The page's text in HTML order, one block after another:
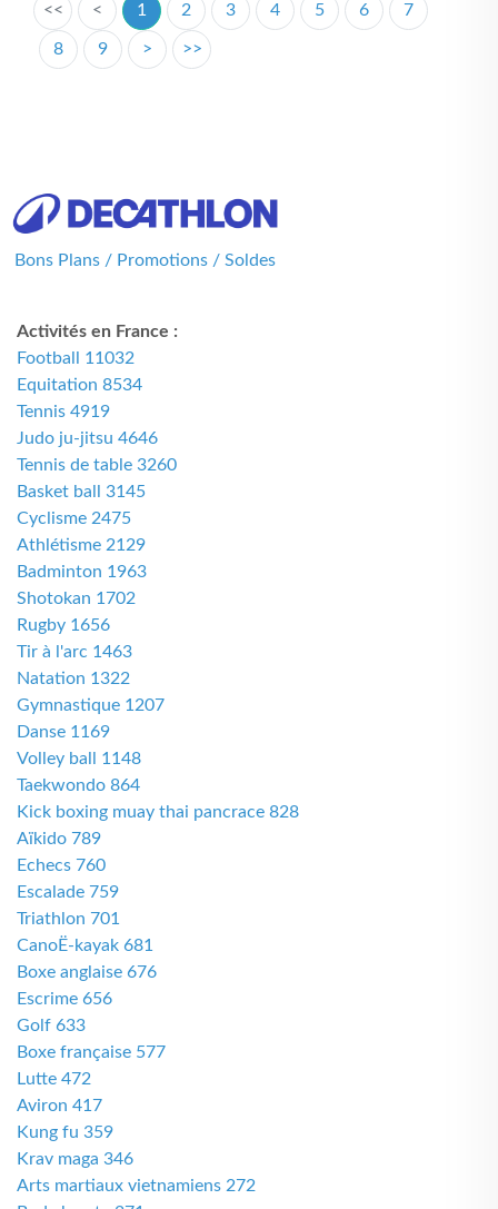
<< < 1 2 3 4 5 6 7
8 9 > >>
Bons Plans / Promotions / Soldes
Activités en France :
Football 11032
Equitation 8534
Tennis 4919
Judo ju-jitsu 4646
Tennis de table 3260
Basket ball 3145
Cyclisme 2475
Athlétisme 2129
Badminton 1963
Shotokan 1702
Rugby 1656
Tir à l'arc 1463
Natation 1322
Gymnastique 1207
Danse 1169
Volley ball 1148
Taekwondo 864
Kick boxing muay thai pancrace 828
Aïkido 789
Echecs 760
Escalade 759
Triathlon 701
CanoË-kayak 681
Boxe anglaise 676
Escrime 656
Golf 633
Boxe française 577
Lutte 472
Aviron 417
Kung fu 359
Krav maga 346
Arts martiaux vietnamiens 272